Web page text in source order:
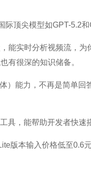
际顶尖模型如GPT-5.2
能实时分析视频流，为
有很深的知识储备。
）能力，不再是简单
具，能帮助开发者快速
版本输入价格低至0.6